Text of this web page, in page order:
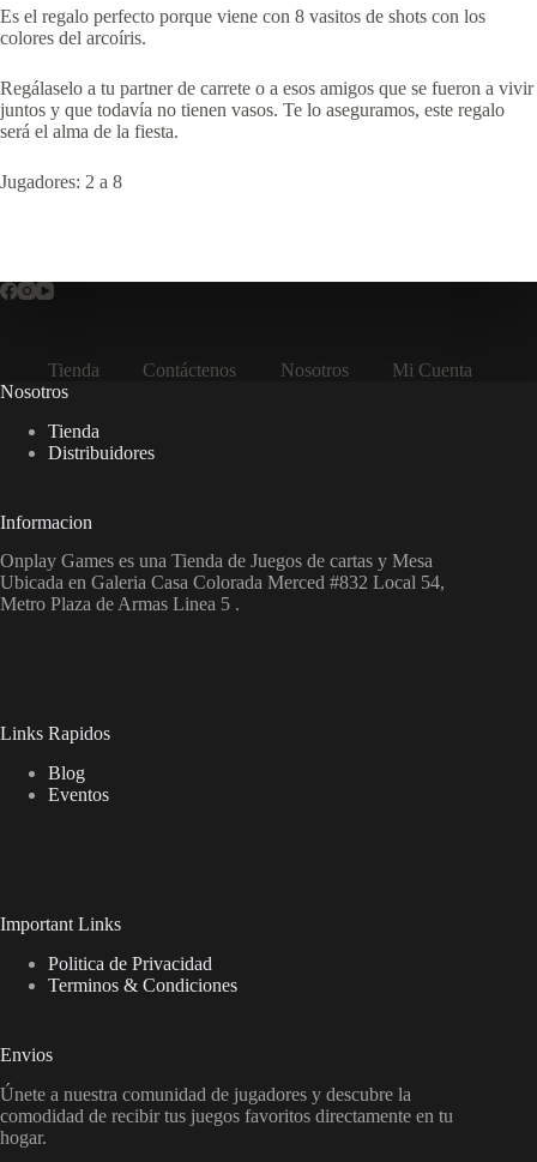
Es el regalo perfecto porque viene con 8 vasitos de shots con los
colores del arcoíris.
Regálaselo a tu partner de carrete o a esos amigos que se fueron a vivir
juntos y que todavía no tienen vasos. Te lo aseguramos, este regalo
será el alma de la fiesta.
Jugadores: 2 a 8
Tienda Contáctenos Nosotros
Mi Cuenta
Nosotros
Tienda
Distribuidores
Informacion
Onplay Games es una Tienda de Juegos de cartas y Mesa
Ubicada en Galeria Casa Colorada Merced #832 Local 54,
Metro Plaza de Armas Linea 5 .
Links Rapidos
Blog
Eventos
Important Links
Politica de Privacidad
Terminos & Condiciones
Envios
Únete a nuestra comunidad de jugadores y descubre la
comodidad de recibir tus juegos favoritos directamente en tu
hogar.